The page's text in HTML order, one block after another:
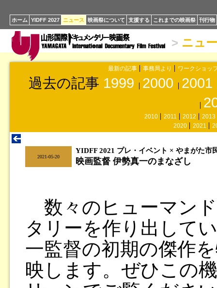
ホーム YIDFF 2027 ニュース 映画祭について 支援する これまでの映画祭 刊行物
> ニュ
最新の記事 事務局より ワークショッ
過去の記事 1999 2000 2001
2010 2011 2012
2013
2020
2021
2021-05-20
YIDFF 2021 プレ・イベント × やまがた市
映画監督 伊勢真一のまなざし
数々のヒューマン
タリーを作り出して
一監督の初期の傑作
映します。ぜひこの